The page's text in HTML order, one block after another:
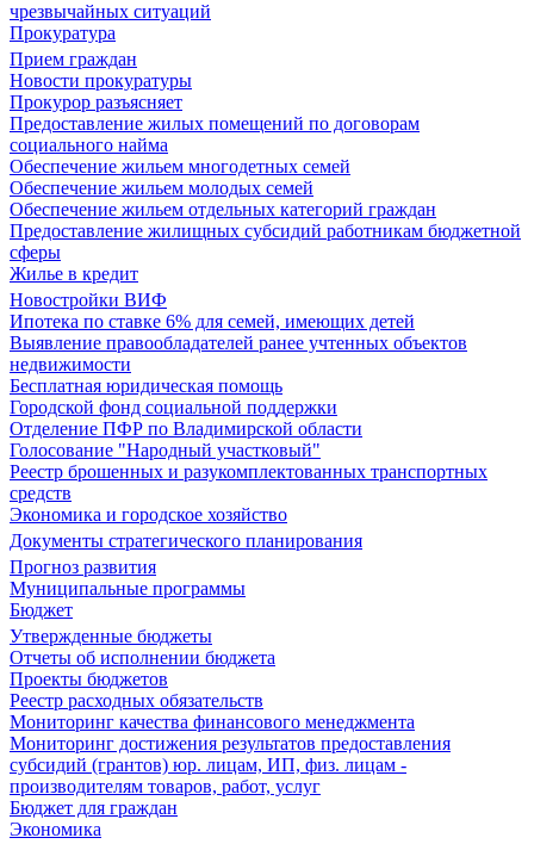
чрезвычайных ситуаций
Прокуратура
Прием граждан
Новости прокуратуры
Прокурор разъясняет
Предоставление жилых помещений по договорам
социального найма
Обеспечение жильем многодетных семей
Обеспечение жильем молодых семей
Обеспечение жильем отдельных категорий граждан
Предоставление жилищных субсидий работникам бюджетной
сферы
Жилье в кредит
Новостройки ВИФ
Ипотека по ставке 6% для семей, имеющих детей
Выявление правообладателей ранее учтенных объектов
недвижимости
Бесплатная юридическая помощь
Городской фонд социальной поддержки
Отделение ПФР по Владимирской области
Голосование "Народный участковый"
Реестр брошенных и разукомплектованных транспортных
средств
Экономика и городское хозяйство
Документы стратегического планирования
Прогноз развития
Муниципальные программы
Бюджет
Утвержденные бюджеты
Отчеты об исполнении бюджета
Проекты бюджетов
Реестр расходных обязательств
Мониторинг качества финансового менеджмента
Мониторинг достижения результатов предоставления
субсидий (грантов) юр. лицам, ИП, физ. лицам -
производителям товаров, работ, услуг
Бюджет для граждан
Экономика